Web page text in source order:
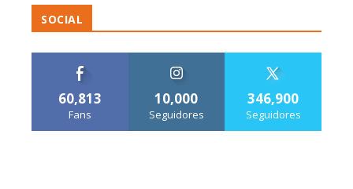
SOCIAL
60,813
Fans
10,000
Seguidores
346,900
Seguidores